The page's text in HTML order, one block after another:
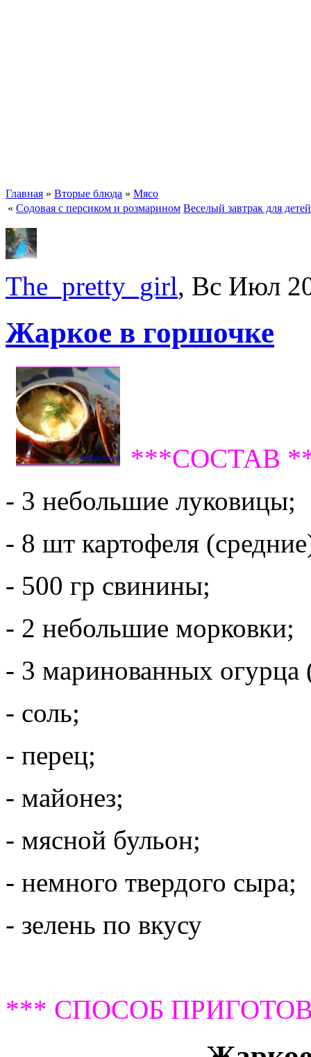
Главная » Вторые блюда » Мясо
« Содовая с персиком и розмарином Веселый завтрак для детей
The_pretty_girl, Вс Июл
Жаркое в горшочке
***СОСТАВ
- 3 небольшие луковицы;
- 8 шт картофеля
- 500 гр свинины;
- 2 небольшие морковки;
- 3 маринованных
- соль;
- перец;
- майонез;
- мясной бульон;
- немного твердого сыра;
- зелень по вкусу
*** СПОСОБ